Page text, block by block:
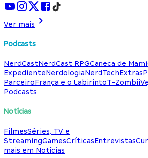
Ver mais
Podcasts
NerdCastNerdCast RPGCaneca de
ExpedienteNerdologiaNerdTechExtras
ParceiroFrança e o LabirintoT-Zombii
Podcasts
Notícias
FilmesSéries, TV e
StreamingGamesCríticasEntrevistas
mais em Notícias